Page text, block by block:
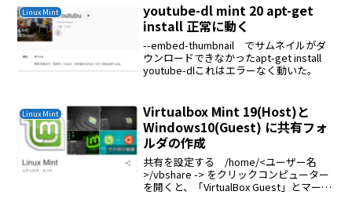
Linux Mint
youtube-dl mint 20 apt-get
install 正常に動く
--embed-thumbnail でサムネイルがダ
ウンロードできなかったapt-get install
youtube-dlこれはエラーなく動いた。
Linux Mint
Virtualbox Mint 19(Host)と
Windows10(Guest) に共有フォ
ルダの作成
共有を設定する /home/<ユーザー名
>/vbshare -> をクリックコンピューター
を開くと、「VirtualBox Guest」とマーク